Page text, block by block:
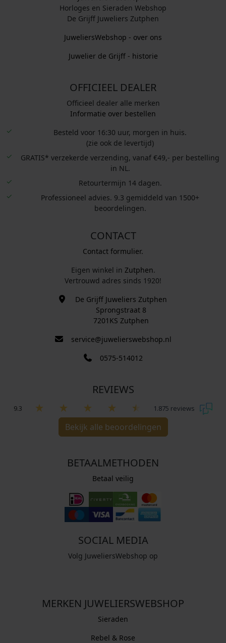
Horloges en Sieraden Webshop
De Grijff Juweliers Zutphen
JuweliersWebshop - over ons
Juwelier de Grijff - historie
OFFICIEEL DEALER
Officieel dealer alle merken
Informatie over bestellen
Besteld voor 16:30 uur, morgen in huis.
(zie ook de levertijd)
GRATIS* verzekerde verzending, vanaf €49,- per bestelling
in NL.
Retourtermijn 14 dagen.
Professioneel advies. 9.3 gemiddeld van 1500+
beoordelingen.
CONTACT
Contact formulier.
Eigen winkel in Zutphen.
Vertrouwd adres sinds 1920!
De Grijff Juweliers Zutphen
Sprongstraat 8
7201KS Zutphen
service@juwelierswebshop.nl
0575-514012
REVIEWS
9.3 1.875 reviews
Bekijk alle beoordelingen
BETAALMETHODEN
Betaal veilig
SOCIAL MEDIA
Volg JuweliersWebshop op
MERKEN JUWELIERSWEBSHOP
Sieraden
Rebel & Rose